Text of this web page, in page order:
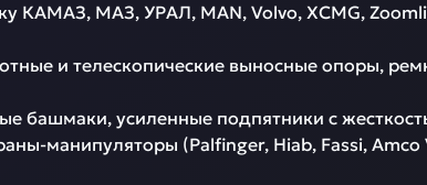
КАМАЗ, МАЗ, УРАЛ, MAN, Volvo, XCMG,
и телескопические выносные опоры,
башмаки, усиленные подпятники с
манипуляторы (Palfinger, Hiab, Fassi,